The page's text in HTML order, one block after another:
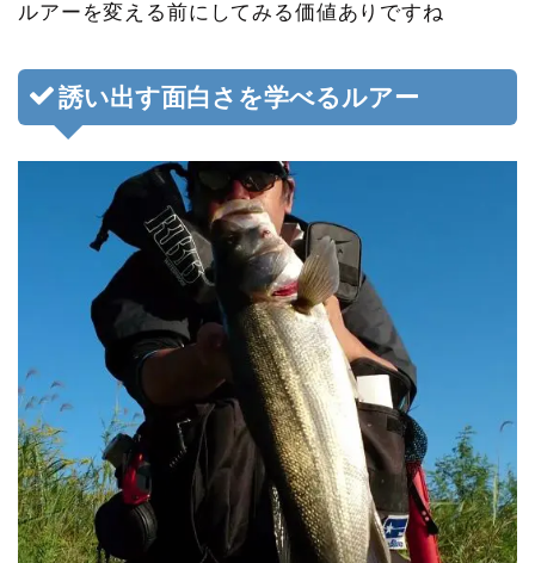
ルアーを変える前にしてみる価値ありですね
誘い出す面白さを学べるルアー